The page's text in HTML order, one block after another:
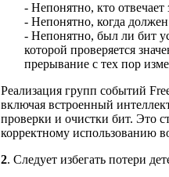
- Непонятно, кто
- Непонятно, когда
- Непонятно, был ли бит
которой проверяется
прерывание с тех пор
Реализация групп событий
включая встроенный
проверки и очистки бит. Это
корректному использованию
2. Следует избегать потери